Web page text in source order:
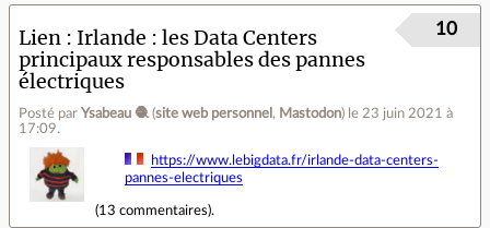
Lien
Irlande : les Data Centers
principaux responsables des pannes
électriques
Posté par Ysabeau 🧶 (site web personnel , Mastodon) le 23 juin 2021 à
17:09.
10
https://www.lebigdata.fr/irlande-data-centers-
pannes-electriques
(13 commentaires).